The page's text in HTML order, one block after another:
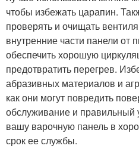
чтобы избежать царапин.
проверять и очищать
внутренние части панели от
обеспечить хорошую
предотвратить перегрев.
абразивных материалов и
как они могут повредить
обслуживание и правильный
вашу варочную панель в
срок ее службы.